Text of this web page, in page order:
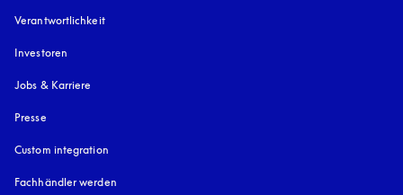
Verantwortlichkeit
Investoren
Jobs & Karriere
Presse
Custom integration
Fachhändler werden